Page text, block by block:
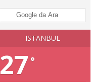
ISTANBUL
27 °